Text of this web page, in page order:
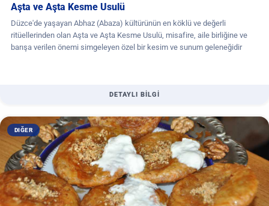
Aşta ve Aşta Kesme Usulü
Düzce'de yaşayan Abhaz (Abaza) kültürünün en köklü ve değerli
ritüellerinden olan Aşta ve Aşta Kesme Usulü, misafire, aile birliğine ve
barışa verilen önemi simgeleyen özel bir kesim ve sunum geleneğidir
DETAYLI BİLGİ
DIĞER